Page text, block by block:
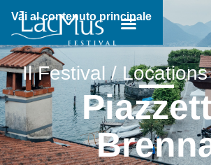
Vai al contenuto principale
Breadcrumb:
Il Festival / Locations